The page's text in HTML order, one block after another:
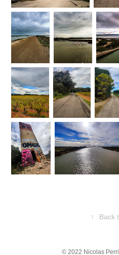
↑ Back
© 2022 Nicolas